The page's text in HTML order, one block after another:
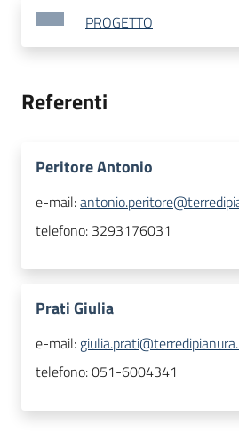
PROGETTO
Referenti
Peritore Antonio
e-mail:
telefono: 3293176031
Prati Giulia
e-mail:
telefono:051-6004341